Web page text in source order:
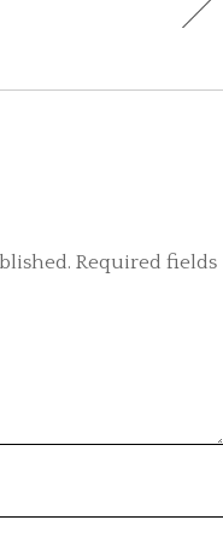
Required fields